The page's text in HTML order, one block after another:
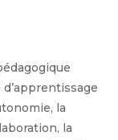
la
la